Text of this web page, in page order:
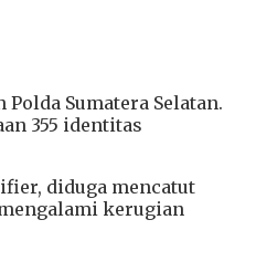
Sumatera Selatan.
355 identitas
diduga mencatut
kerugian